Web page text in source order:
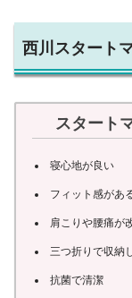
西川スタート
スタート
寝心地が良い
フィット感があ
肩こりや腰痛が
三つ折りで収納
抗菌で清潔